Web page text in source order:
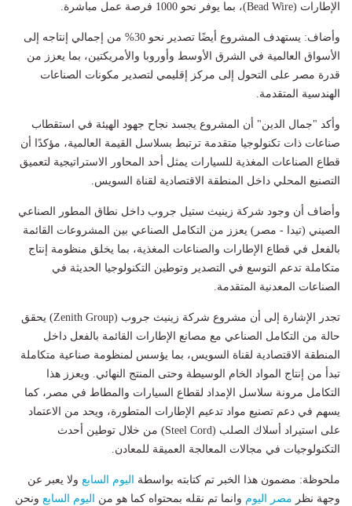
الإطارات (Bead Wire)، بما يوفر نحو 1000 فرصة عمل مباشرة.
وأضاف: يستهدف المشروع أيضًا تصدير نحو 30% من إجمالي إنتاجه إلى
الأسواق العالمية في الشرق الأوسط وأوروبا والأمريكتين، بما يعزز من
قدرة مصر على التحول إلى مركز إقليمي لتصدير مكونات الصناعات
الهندسية المتقدمة.
وأكد "جمال الدين" أن المشروع يجسد نجاح جهود الهيئة في استقطاب
صناعات ذات تكنولوجيا متقدمة ترتبط بسلاسل القيمة العالمية، مؤكدًا أن
قطاع الصناعات المغذية للسيارات يمثل أحد المحاور الاستراتيجية لتعميق
التصنيع المحلي داخل المنطقة الاقتصادية لقناة السويس.
وأضاف أن وجود شركة زينيث ستيل جروب داخل نطاق المطور الصناعي
الصيني (تيدا - مصر) يعزز من التكامل الصناعي بين المشروعات القائمة
بالفعل في قطاع الإطارات والصناعات المغذية، بما يخلق منظومة إنتاج
متكاملة تدعم التوسع في التصدير وتوطين التكنولوجيا الحديثة في
الصناعات المعدنية المتقدمة.
تجدر الإشارة إلى أن مشروع شركة زينيث جروب (Zenith Group) يحقق
حالة من التكامل الصناعي مع مصانع الإطارات القائمة بالفعل داخل
المنطقة الاقتصادية لقناة السويس، بما يؤسس لمنظومة صناعية متكاملة
تبدأ من إنتاج المواد الخام الوسيطة وحتى المنتج النهائي. ويعزز هذا
التكامل مرونة سلاسل الإمداد لقطاع السيارات والمطاط في مصر، كما
يسهم في دعم تصنيع مواد تدعيم الإطارات المتطورة، ويحد من الاعتماد
على استيراد أسلاك الصلب (Steel Cord) من خلال توطين أحدث
التكنولوجيات في مجالات المعالجة العميقة للمعادن.
ملحوظة: مضمون هذا الخبر تم كتابته بواسطة اليوم السابع ولا يعبر عن
وجهة نظر مصر اليوم وانما تم نقله بمحتواه كما هو من اليوم السابع ونحن